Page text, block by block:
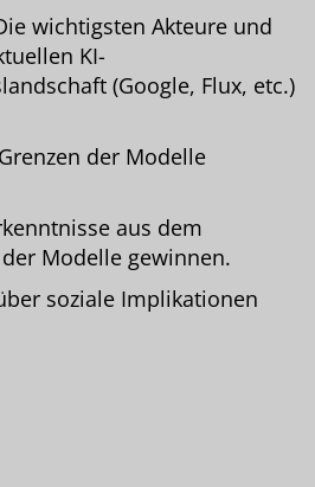
wichtigsten Akteure und
KI-
(Google, Flux, etc.)
der Modelle
aus dem
Modelle gewinnen.
soziale Implikationen